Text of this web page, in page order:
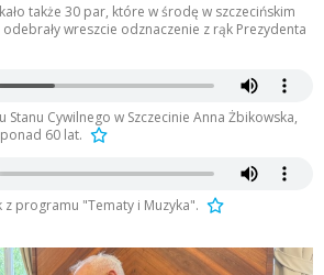
także 30 par, które w środę w szczecińskim
wreszcie odznaczenie z rąk Prezydenta
Stanu Cywilnego w Szczecinie Anna Żbikowska,
60 lat.
z programu "Tematy i Muzyka".